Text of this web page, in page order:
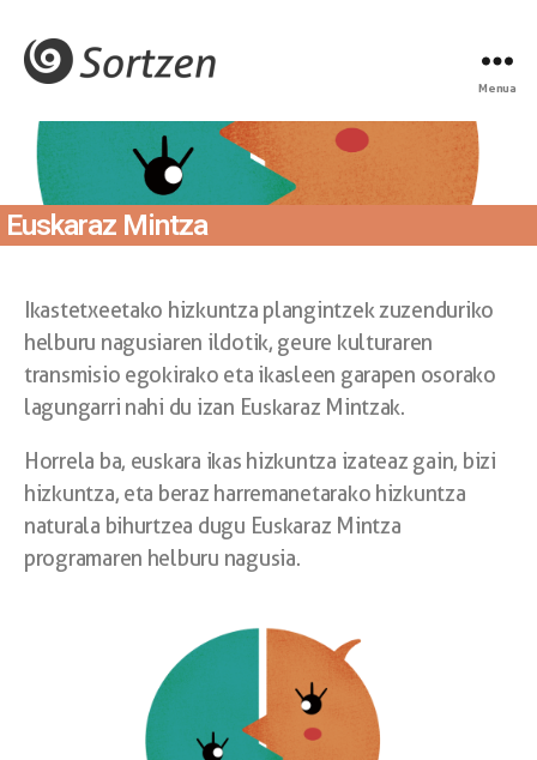
Menua
Euskaraz Mintza
Ikastetxeetako hizkuntza plangintzek zuzenduriko
helburu nagusiaren ildotik, geure kulturaren
transmisio egokirako eta ikasleen garapen osorako
lagungarri nahi du izan Euskaraz Mintzak.
Horrela ba, euskara ikas hizkuntza izateaz gain, bizi
hizkuntza, eta beraz harremanetarako hizkuntza
naturala bihurtzea dugu Euskaraz Mintza
programaren helburu nagusia.